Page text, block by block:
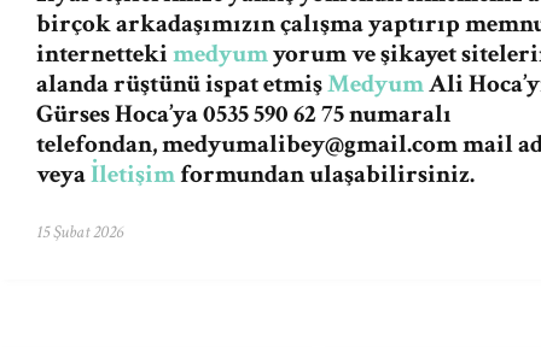
birçok arkadaşımızın çalışma yaptırıp
internettekimedyumyorum ve şikayet
alanda rüştünü ispat etmişMedyumAli
Gürses Hoca’ya 0535 590 62 75 numaralı
telefondan,medyumalibey@gmail.commail
veyaİletişimformundan ulaşabilirsiniz.
15 Şubat 2026